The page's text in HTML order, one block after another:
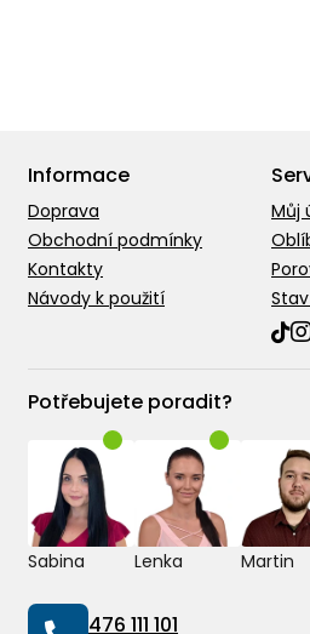
Informace
Doprava
Obchodní podmínky
Kontakty
Návody k použití
Můj
Potřebujete poradit?
Sabina Lenka Martin
476 111 101